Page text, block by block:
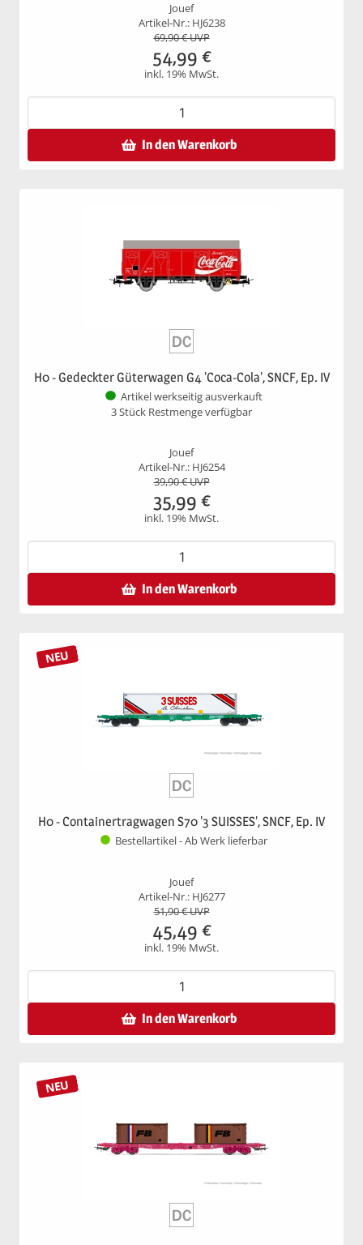
Jouef
Artikel-Nr.: HJ6238
69,90€ UVP
54,99 €
inkl. 19% MwSt.
In den Warenkorb
H0 - Gedeckter Güterwagen G4 'Coca-Cola', SNCF, Ep. IV
Artikel werkseitig ausverkauft
3 Stück Restmenge verfügbar
Jouef
Artikel-Nr.: HJ6254
39,90€ UVP
35,99 €
inkl. 19% MwSt.
In den Warenkorb
NEU
H0 - Containertragwagen S70 '3 SUISSES', SNCF, Ep. IV
Bestellartikel - Ab Werk lieferbar
Jouef
Artikel-Nr.: HJ6277
51,90€ UVP
45,49 €
inkl. 19% MwSt.
In den Warenkorb
NEU